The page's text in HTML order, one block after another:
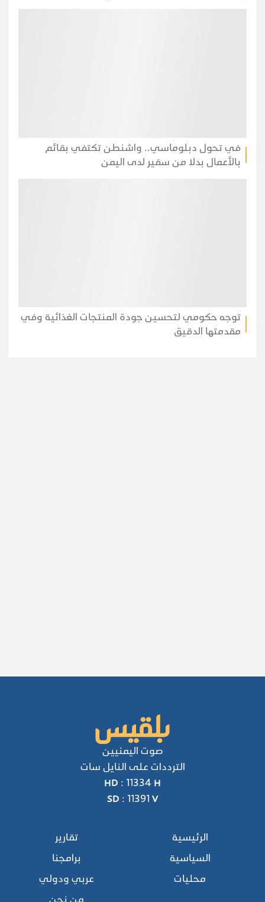
في تحول دبلوماسي.. واشنطن تكتفي بقائم
بالأعمال بدلا من سفير لدى اليمن
توجه حكومي لتحسين جودة المنتجات الغذائية وفي
مقدمتها الدقيق
صوت اليمنيين
الترددات على النايل سات
HD : 11334 H
SD : 11391 V
الرئيسية
السياسية
محليات
تقارير
برامجنا
عربي ودولي
من نحن